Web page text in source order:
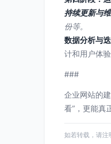
持续更新与
份等。
数据分析与
计和用户体
###
企业网站的
看”，更能真
如若转载，请